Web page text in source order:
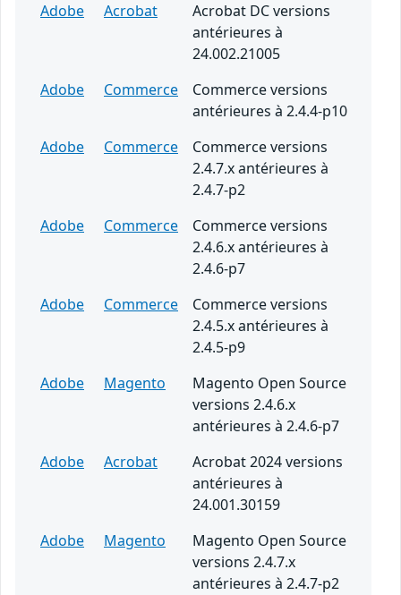
Adobe
Acrobat
Acrobat DC versions
antérieures à
24.002.21005
Adobe
Commerce
Commerce versions
antérieures à 2.4.4-p10
Adobe
Commerce
Commerce versions
2.4.7.x antérieures à
2.4.7-p2
Adobe
Commerce
Commerce versions
2.4.6.x antérieures à
2.4.6-p7
Adobe
Commerce
Commerce versions
2.4.5.x antérieures à
2.4.5-p9
Adobe
Magento
Magento Open Source
versions 2.4.6.x
antérieures à 2.4.6-p7
Adobe
Acrobat
Acrobat 2024 versions
antérieures à
24.001.30159
Adobe
Magento
Magento Open Source
versions 2.4.7.x
antérieures à 2.4.7-p2